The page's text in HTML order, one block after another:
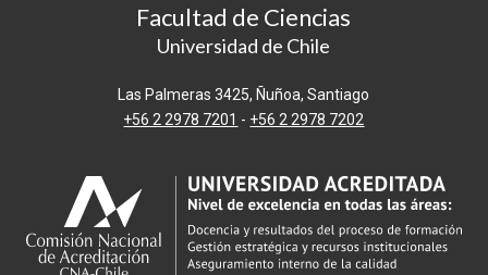
Facultad de Ciencias
Universidad de Chile
Las Palmeras 3425, Ñuñoa, Santiago
+56 2 2978 7201 - +56 2 2978 7202